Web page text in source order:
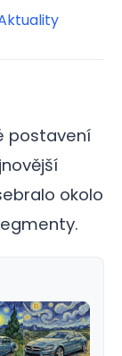
postavení
okolo